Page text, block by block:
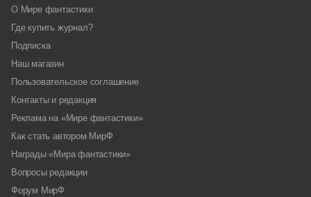
О Мире фантастики
Где купить журнал?
Подписка
Наш магазин
Пользовательское соглашение
Контакты и редакция
Реклама на «Мире фантастики»
Как стать автором МирФ
Награды «Мира фантастики»
Вопросы редакции
Форум МирФ